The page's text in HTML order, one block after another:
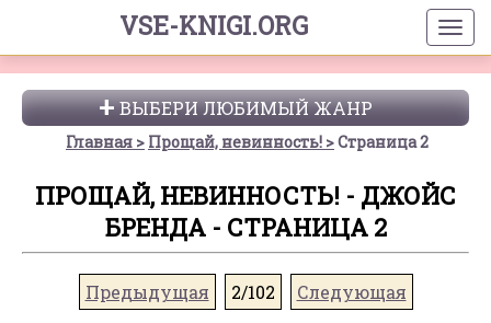
VSE-KNIGI.ORG
ВЫБЕРИ ЛЮБИМЫЙ ЖАНР
Главная Прощай, невинность! Страница 2
ПРОЩАЙ, НЕВИННОСТЬ! - ДЖОЙС
БРЕНДА - СТРАНИЦА 2
Предыдущая 2/102 Следующая